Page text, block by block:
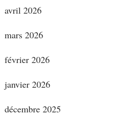
avril 2026
mars 2026
février 2026
janvier 2026
décembre 2025